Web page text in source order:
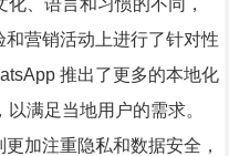
、语言和习惯的不同，
营销活动上进行了针对性
推出了更多的本地化
满足当地用户的需求。
加注重隐私和数据安全，